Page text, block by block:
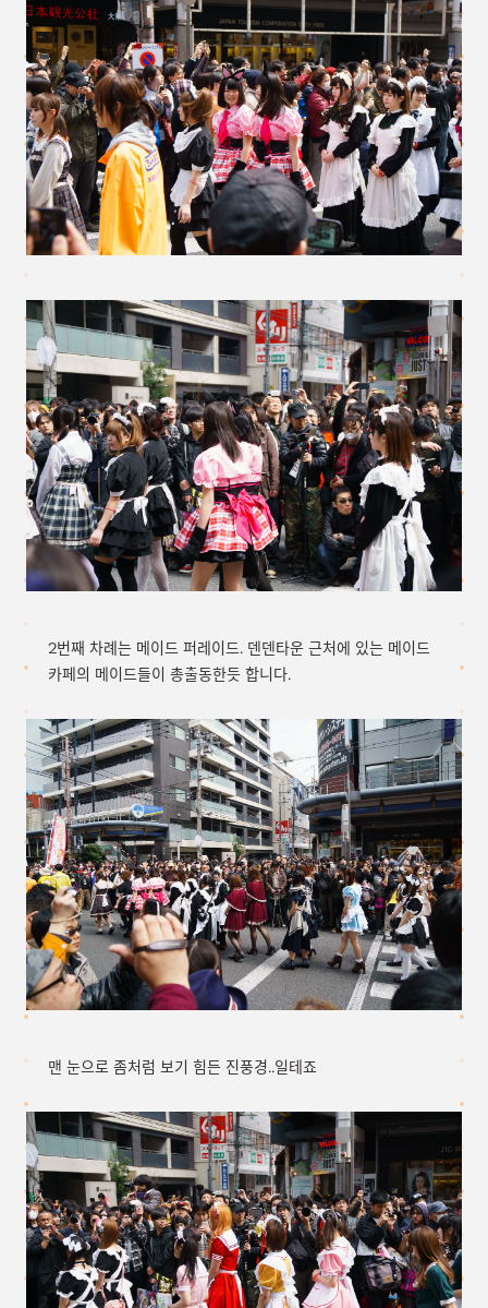
2번째 차례는 메이드 퍼레이드. 덴덴타운 근처에 있는 메이드
카페의 메이드들이 총출동한듯 합니다.
맨 눈으로 좀처럼 보기 힘든 진풍경..일테죠